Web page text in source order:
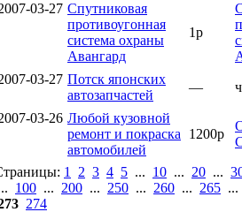
03-27 Спутниковая
противоугонная
система охраны
Авангард
1р
03-27 Потск японских
автозапчастей
—
03-26 Любой кузовной
ремонт и покраска
автомобилей
1200р
1 2 3 4 5 ... 10 ... 20 ...
100 ... 200 ... 250 ... 260 ... 265
274